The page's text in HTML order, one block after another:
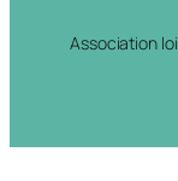
Association